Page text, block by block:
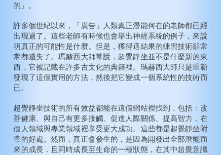
的」。
許多個世紀以來，「廣告」人類真正潛能何在的老師都已經
出現過了。這些老師有時候也會舉出神經系統的例子，來說
明真正的可能性是什麼。但是，獲得這結果的練習技術卻常
常都遺失了。瑪赫西大師常說，超覺靜坐並不是什麼新的東
西，它被記載在許多古文化的典籍裡。瑪赫西大師只是重新
發現了這個實用的方法，然後把它變成一個系統性的技術而
已。
超覺靜坐技術的所有效益都能在這個網站裡找到，包括：改
善健康、與自己有更多接觸、促進人際關係、提高智力，在
個人領域與專業領域裡享受更大成功。這些都是超覺靜坐附
帶的好處。然而，真正會發生的，是因為開發出全部潛能而
來的成長，且同時成長至生命的一種狀態，在其中超覺意識